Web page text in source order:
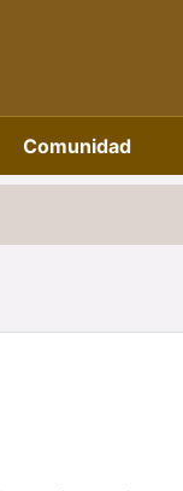
Comunidad